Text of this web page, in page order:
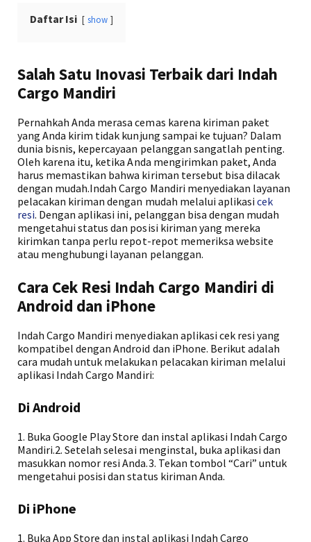
Daftar Isi show
Salah Satu Inovasi Terbaik dari Indah
Cargo Mandiri
Pernahkah Anda merasa cemas karena kiriman paket
yang Anda kirim tidak kunjung sampai ke tujuan? Dalam
dunia bisnis, kepercayaan pelanggan sangatlah penting.
Oleh karena itu, ketika Anda mengirimkan paket, Anda
harus memastikan bahwa kiriman tersebut bisa dilacak
dengan mudah.Indah Cargo Mandiri menyediakan layanan
pelacakan kiriman dengan mudah melalui aplikasi cek
resi. Dengan aplikasi ini, pelanggan bisa dengan mudah
mengetahui status dan posisi kiriman yang mereka
kirimkan tanpa perlu repot-repot memeriksa website
atau menghubungi layanan pelanggan.
Cara Cek Resi Indah Cargo Mandiri di
Android dan iPhone
Indah Cargo Mandiri menyediakan aplikasi cek resi yang
kompatibel dengan Android dan iPhone. Berikut adalah
cara mudah untuk melakukan pelacakan kiriman melalui
aplikasi Indah Cargo Mandiri:
Di Android
1. Buka Google Play Store dan instal aplikasi Indah Cargo
Mandiri.2. Setelah selesai menginstal, buka aplikasi dan
masukkan nomor resi Anda.3. Tekan tombol “Cari” untuk
mengetahui posisi dan status kiriman Anda.
Di iPhone
1. Buka App Store dan instal aplikasi Indah Cargo